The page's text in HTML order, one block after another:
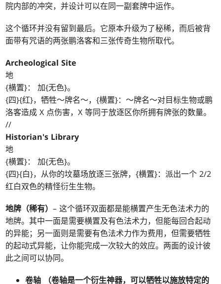
院内部的冲突，并设计可以在同一副套牌中运作。
这个循环并没有留到最后。它原本升级为了秘稀，而后被背
面带有咒语的两张鹏洛客和三张传奇生物所取代。
Archeological Site
地
{横置}： 加{无色}。
{四}{红}，牺牲～牌名～，{横置}：～牌名～对目标生物或鹏
洛客造成 X 点伤害，X 等同于放逐区你所拥有牌张的数量。
//
Historian's Library
地
{横置}： 加{无色}。
{四}{白}，从你的坟墓场放逐三张牌，{横置}：派出一个 2/2
红白双色的精怪衍生生物。
地牌（稀有）– 这个循环双面都是能横置产生无色法术力的
地牌。其中一面是需要横置及有色法术力，但能每回合起动
的异能；另一面则是需要有色法术力作为费用，但需要牺牲
的起动式异能，让你能完成一次较大的效应。两面的设计彼
此之间可以协同。
卷轴
（卷轴是一个衍生神器，可以牺牲以施放特定的